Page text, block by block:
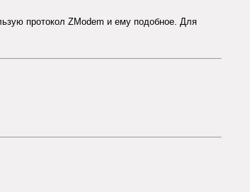
протокол ZModem и ему подобное. Для